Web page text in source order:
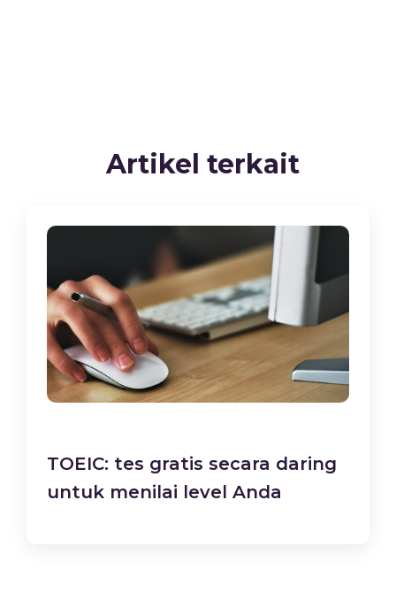
Artikel terkait
TOEIC: tes gratis secara daring
untuk menilai level Anda